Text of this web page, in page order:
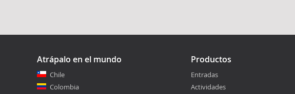
Atrápalo en el mundo
Chile
Colombia
Productos
Entradas
Actividades